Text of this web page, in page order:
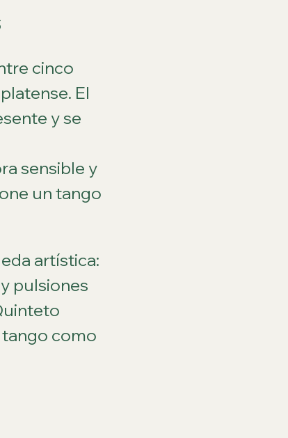
cinco
El
y se
sensible y
un tango
artística:
pulsiones
como